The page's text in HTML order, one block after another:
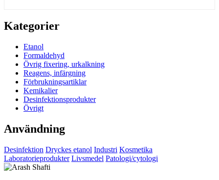
Kategorier
Etanol
Formaldehyd
Övrig fixering, urkalkning
Reagens, infärgning
Förbrukningsartiklar
Kemikalier
Desinfektionsprodukter
Övrigt
Användning
Desinfektion Dryckes etanol Industri Kosmetika
Laboratorieprodukter Livsmedel Patologi/cytologi